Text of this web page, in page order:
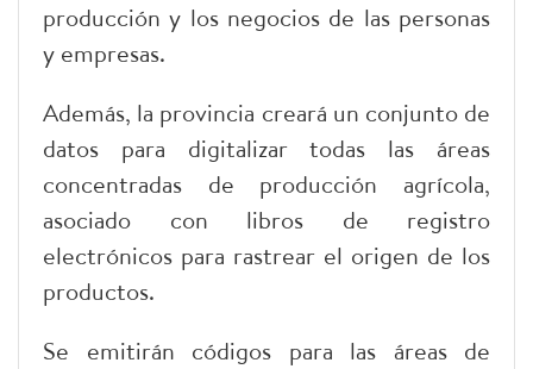
producción y los negocios de las personas
y empresas.
Además, la provincia creará un conjunto de
datos para digitalizar todas las áreas
concentradas de producción agrícola,
asociado con libros de registro
electrónicos para rastrear el origen de los
productos.
Se emitirán códigos para las áreas de